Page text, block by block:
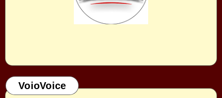
VoioVoice